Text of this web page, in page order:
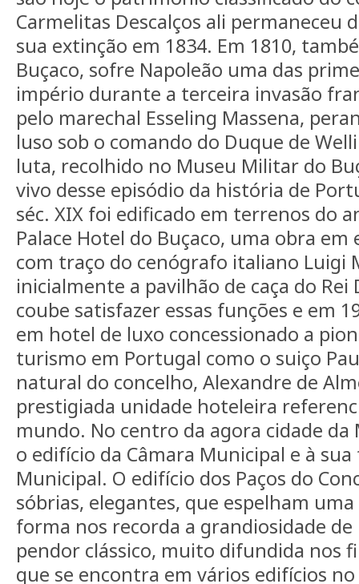
Carmelitas Descalços ali permaneceu
sua extinção em 1834. Em 1810,
Buçaco, sofre Napoleão uma das
império durante a terceira invasão
pelo marechal Esseling Massena,
luso sob o comando do Duque de
luta, recolhido no Museu Militar do
vivo desse episódio da história de
séc. XIX foi edificado em terrenos do
Palace Hotel do Buçaco, uma obra
com traço do cenógrafo italiano Luigi
inicialmente a pavilhão de caça do Rei
coube satisfazer essas funções e em
em hotel de luxo concessionado a
turismo em Portugal como o suiço
natural do concelho, Alexandre de
prestigiada unidade hoteleira
mundo. No centro da agora cidade
o edifício da Câmara Municipal e à
Municipal. O edifício dos Paços do
sóbrias, elegantes, que espelham
forma nos recorda a grandiosidade
pendor clássico, muito difundida nos
que se encontra em vários edifícios